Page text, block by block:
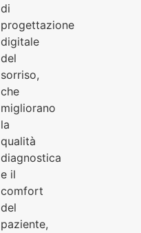
di
progettazione
digitale
del
sorriso,
che
migliorano
la
qualità
diagnostica
e il
comfort
del
paziente,